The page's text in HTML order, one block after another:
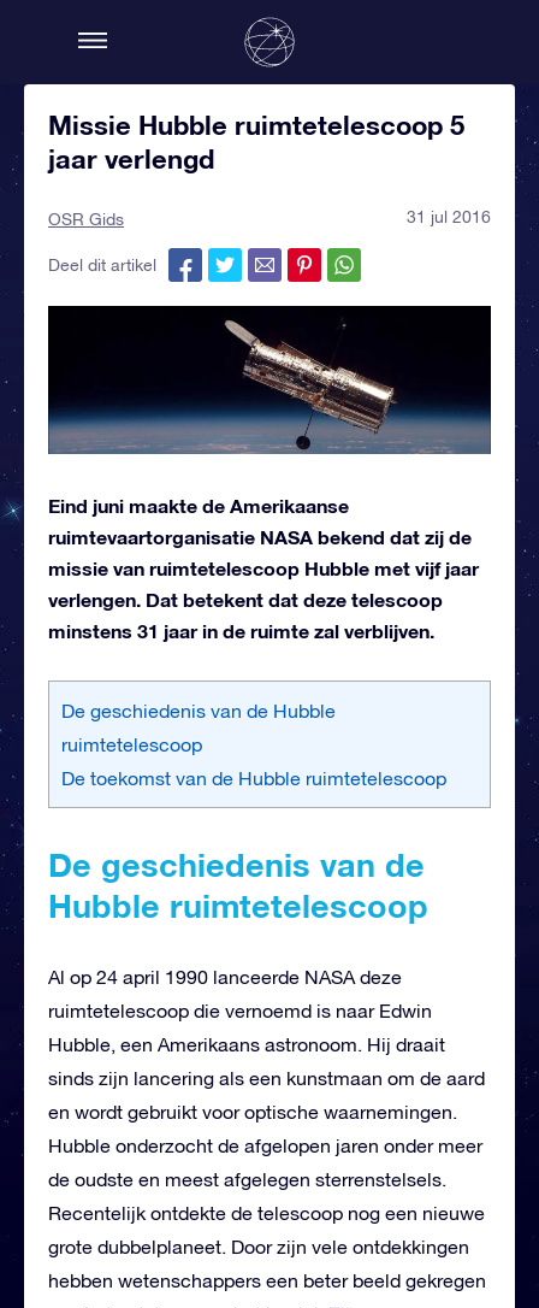
Missie Hubble ruimtetelescoop 5
jaar verlengd
OSR Gids 31 jul 2016
Deel dit artikel
Eind juni maakte de Amerikaanse
ruimtevaartorganisatie NASA bekend dat zij de
missie van ruimtetelescoop Hubble met vijf jaar
verlengen. Dat betekent dat deze telescoop
minstens 31 jaar in de ruimte zal verblijven.
De geschiedenis van de Hubble
ruimtetelescoop
De toekomst van de Hubble ruimtetelescoop
De geschiedenis van de
Hubble ruimtetelescoop
Al op 24 april 1990 lanceerde NASA deze
ruimtetelescoop die vernoemd is naar Edwin
Hubble, een Amerikaans astronoom. Hij draait
sinds zijn lancering als een kunstmaan om de aard
en wordt gebruikt voor optische waarnemingen.
Hubble onderzocht de afgelopen jaren onder meer
de oudste en meest afgelegen sterrenstelsels.
Recentelijk ontdekte de telescoop nog een nieuwe
grote dubbelplaneet. Door zijn vele ontdekkingen
hebben wetenschappers een beter beeld gekregen